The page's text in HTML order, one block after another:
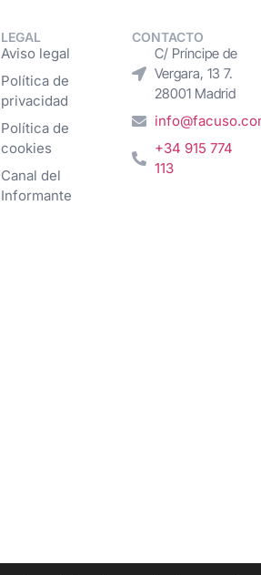
LEGAL
Aviso legal
Política de
privacidad
Política de
cookies
Canal del
Informante
CONTACTO
C/ Príncipe de
Vergara, 13 7.
28001 Madrid
+34 915 774
113